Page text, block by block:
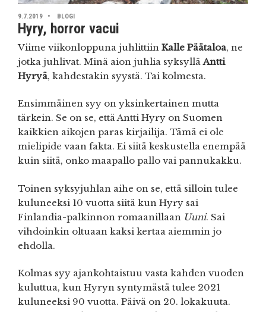
9.7.2019 BLOGI
Hyry, horror vacui
Viime viikonloppuna juhlittiin Kalle Päätaloa, ne
jotka juhlivat. Minä aion juhlia syksylläAntti
Hyryä, kahdestakin syystä. Tai kolmesta.
Ensimmäinen syy on yksinkertainen mutta
tärkein. Se on se, että Antti Hyry on Suomen
kaikkien aikojen paras kirjailija. Tämä ei ole
mielipide vaan fakta. Ei siitä keskustella enempää
kuin siitä, onko maapallo pallo vai pannukakku.
Toinen syksyjuhlan aihe on se, että silloin tulee
kuluneeksi 10 vuotta siitä kun Hyry sai
Finlandia-palkinnon romaanillaan Uuni. Sai
vihdoinkin oltuaan kaksi kertaa aiemmin jo
ehdolla.
Kolmas syy ajankohtaistuu vasta kahden vuoden
kuluttua, kun Hyryn syntymästä tulee 2021
kuluneeksi 90 vuotta. Päivä on 20. lokakuuta.